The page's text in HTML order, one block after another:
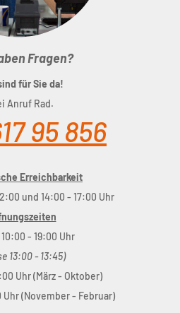
Fragen?
für Sie da!
Anruf Rad.
95 856
Erreichbarkeit
und 14:00 - 17:00 Uhr
10:00 - 19:00 Uhr
13:00 - 13:45)
Uhr (März - Oktober)
Uhr (November - Februar)